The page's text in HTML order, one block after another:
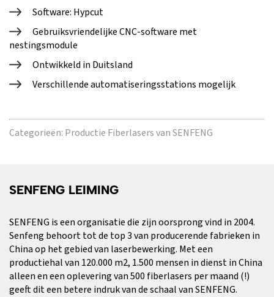
Software: Hypcut
Gebruiksvriendelijke CNC-software met
nestingsmodule
Ontwikkeld in Duitsland
Verschillende automatiseringsstations mogelijk
Categorieën: Productie Fiberlasers van SENFENG
SENFENG LEIMING
SENFENG is een organisatie die zijn oorsprong vind in 2004.
Senfeng behoort tot de top 3 van producerende fabrieken in
China op het gebied van laserbewerking. Met een
productiehal van 120.000 m2, 1.500 mensen in dienst in China
alleen en een oplevering van 500 fiberlasers per maand (!)
geeft dit een betere indruk van de schaal van SENFENG.